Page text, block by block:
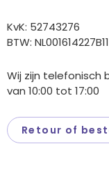
KvK: 52743276
BTW: NL001614227B11
Wij zijn telefonisch
van 10:00 tot 17:00
Retour of